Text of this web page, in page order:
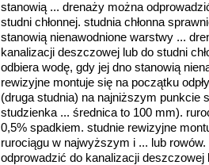
stanowią ... drenaży można
studni chłonnej. studnia chłonna
stanowią nienawodnione warstwy ...
kanalizacji deszczowej lub do studni
odbiera wodę, gdy jej dno stanowią
rewizyjne montuje się na początku
(druga studnia) na najniższym punkcie
studzienka ... średnica to 100 mm).
0,5% spadkiem. studnie rewizyjne
rurociągu w najwyższym i ... lub
odprowadzić do kanalizacji deszczowej